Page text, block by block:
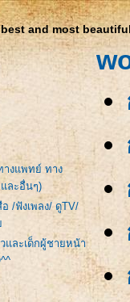
and most
งแพทย์ ทาง
ละอื่นๆ)
/ฟังเพลง/ ดูTV/
และเด็กผู้ชายหน้า